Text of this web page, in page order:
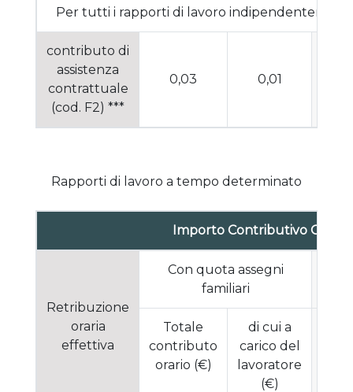
Per tutti i rapporti di lavoro
contributo di
assistenza
contrattuale
(cod. F2) ***
0,03 0,01
Rapporti di lavoro a tempo determinato
Importo Contributivo Orario
Retribuzione
oraria
effettiva
Con quota assegni
familiari
Totale
contributo
orario (€)
di cui a
carico del
lavoratore
(€)